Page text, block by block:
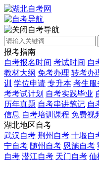
自考导航
报考指南
自考报名时间 考试时间 自
教材大纲 免考办理 转考办
训 学位申请 专升本 考生服
考考试计划 自考实践毕业
历年真题 自考串讲笔记 自
信息 自考培训课程 免费视
湖北地区自考
武汉自考 荆州自考 十堰自
宁自考 随州自考 恩施自考
自考 潜江自考 天门自考 仙